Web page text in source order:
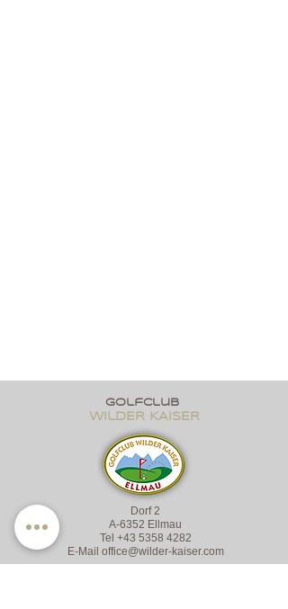
golfclub
wildER KAISER
Dorf 2
A-6352 Ellmau
Tel +43 5358 4282
E-Mail office@wilder-kaiser.com